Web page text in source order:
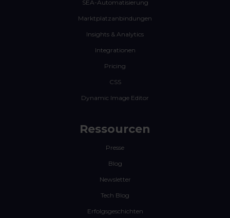
SEA-Automatisierung
Marktplatzanbindungen
Insights & Analytics
Integrationen
Pricing
CSS
Dynamic Image Editor
Ressourcen
Presse
Blog
Newsletter
Tech Blog
Erfolgsgeschichten